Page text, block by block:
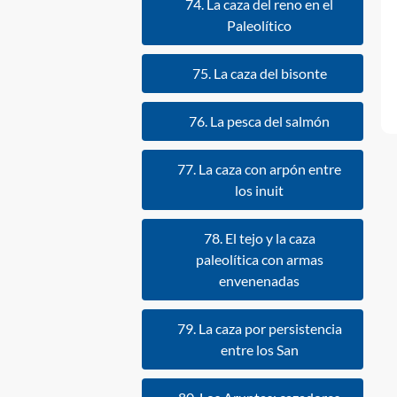
74. La caza del reno en el
Paleolítico
75. La caza del bisonte
76. La pesca del salmón
77. La caza con arpón entre
los inuit
78. El tejo y la caza
paleolítica con armas
envenenadas
79. La caza por persistencia
entre los San